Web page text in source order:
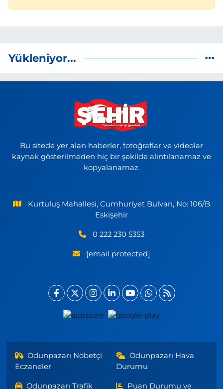
Yükleniyor...
Bu sitede yer alan haberler, fotoğraflar ve videolar
kaynak gösterilmeden hiç bir şekilde alıntılanamaz ve
kopyalanamaz.
Kurtuluş Mahallesi, Cumhuriyet Bulvarı, No: 106/B
Eskişehir
0 222 230 5353
[email protected]
Odunpazarı Nöbetçi
Eczaneler
Odunpazarı Hava
Durumu
Odunpazarı Trafik Puan Durumu ve